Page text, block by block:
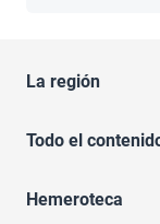
La región
Todo el
Hemeroteca